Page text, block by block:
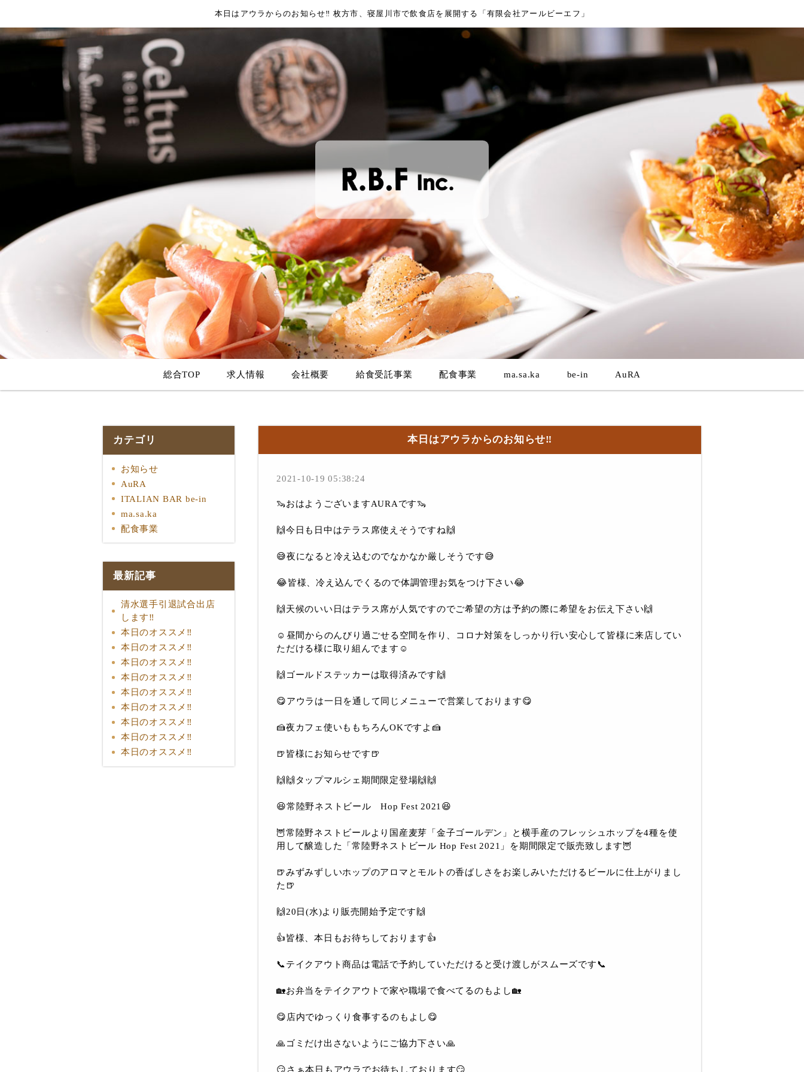
本日はアウラからのお知らせ‼︎ 枚方市、寝屋川市で飲食店を展開する「有限会社アールビーエフ」
総合TOP 求人情報 会社概要 給食受託事業 配食事業 ma.sa.ka be-in AuRA
カテゴリ
お知らせ
AuRA
ITALIAN BAR be-in
ma.sa.ka
配食事業
最新記事
清水選手引退試合出店
します‼︎
本日のオススメ‼︎
本日のオススメ‼︎
本日のオススメ‼︎
本日のオススメ‼︎
本日のオススメ‼︎
本日のオススメ‼︎
本日のオススメ‼︎
本日のオススメ‼︎
本日のオススメ‼︎
本日はアウラからのお知らせ‼︎
2021-10-19 05:38:24
🦦おはようございますAURAです🦦
🙌今日も日中はテラス席使えそうですね🙌
😅夜になると冷え込むのでなかなか厳しそうです😅
😂皆様、冷え込んでくるので体調管理お気をつけ下さい😂
🙌天候のいい日はテラス席が人気ですのでご希望の方は予約の際に希望をお伝え下さい🙌
☺️️昼間からのんびり過ごせる空間を作り、コロナ対策をしっかり行い安心して皆様に来店してい
ただける様に取り組んでます☺️
🙌ゴールドステッカーは取得済みです🙌
😋アウラは一日を通して同じメニューで営業しております😋
🍰夜カフェ使いももちろんOKですよ🍰
🍺皆様にお知らせです🍺
🙌🙌タップマルシェ期間限定登場🙌🙌
😆常陸野ネストビール Hop Fest 2021😆
🦉常陸野ネストビールより国産麦芽「金子ゴールデン」と横手産のフレッシュホップを4種を使
用して醸造した「常陸野ネストビール Hop Fest 2021」を期間限定で販売致します🦉
🍺みずみずしいホップのアロマとモルトの香ばしさをお楽しみいただけるビールに仕上がりまし
た🍺
🙌20日(水)より販売開始予定です🙌
👍皆様、本日もお待ちしております👍
📞テイクアウト商品は電話で予約していただけると受け渡しがスムーズです📞
🏡お弁当をテイクアウトで家や職場で食べてるのもよし🏡
😋店内でゆっくり食事するのもよし😋
🙏ゴミだけ出さないようにご協力下さい🙏
😏さぁ本日もアウラでお待ちしております😏